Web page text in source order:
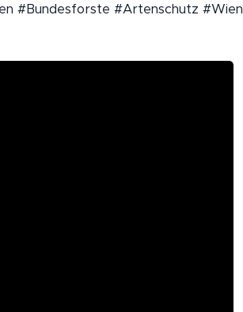
#Bundesforste #Artenschutz #Wien